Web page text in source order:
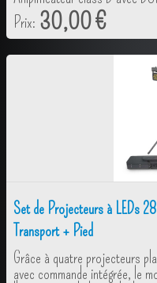
Prix: 30,00 €
Set de Projecteurs à LEDs
Transport + Pied
Grâce à quatre projecteurs
avec commande intégrée, le